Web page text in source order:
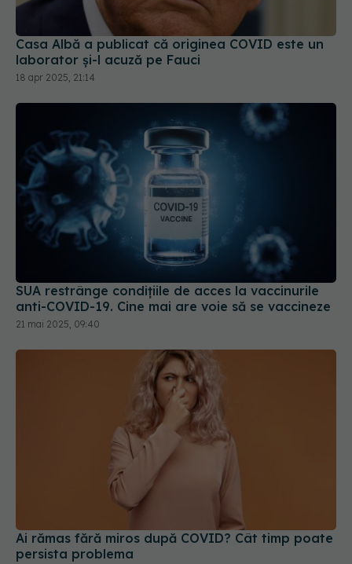
Casa Albă a publicat că originea COVID este un
laborator și-l acuză pe Fauci
18 apr 2025, 21:14
SUA restrânge condiţiile de acces la vaccinurile
anti-COVID-19. Cine mai are voie să se vaccineze
21 mai 2025, 09:40
Ai rămas fără miros după COVID? Cât timp poate
persista problema